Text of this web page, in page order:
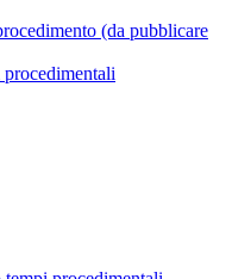
(da pubblicare